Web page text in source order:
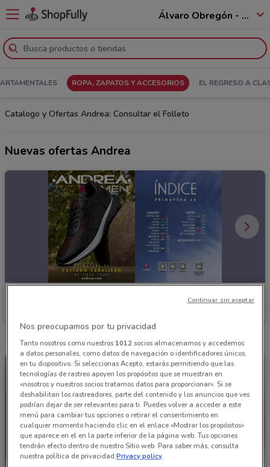
Álvaro Obregón - 01520
ROPA, ZAPATOS Y ACCESORIOS EL REGRESO A
Catalogo y Ofertas Andrea: Consultar el Folleto
Nuevas ofertas Andrea
Nos preocupamos por tu privacidad
Tanto nosotros como nuestros 1012socios almacenamos y accedemos
a datos personales, como datos de navegación o identificadores únicos,
en tu dispositivo. Si seleccionas Acepto, estarás permitiendo que las
tecnologías de rastreo apoyen los propósitos que se muestran en
«nosotros y nuestros socios tratamos datos para proporcionar». Si se
deshabilitan los rastreadores, parte del contenido y los anuncios que ves
podrían dejar de ser relevantes para ti. Puedes volver a acceder a este
menú para cambiar tus opciones o retirar el consentimiento en
cualquier momento haciendo clic en el enlace «Mostrar los propósitos»
que aparece en el en la parte inferior de la página web. Tus opciones
tendrán efecto dentro de nuestro Sitio web. Para saber más, consulta
nuestra política de privacidad.Privacy policy
Continuar sin aceptar